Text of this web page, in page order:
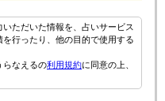
ただいた情報を、占いサービス
行ったり、他の目的で使用する
らなえるの利用規約に同意の上、